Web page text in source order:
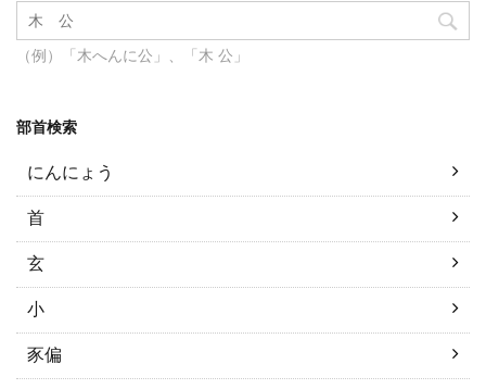
（例）「木へんに公」、「木 公」
部首検索
にんにょう
首
玄
小
豕偏